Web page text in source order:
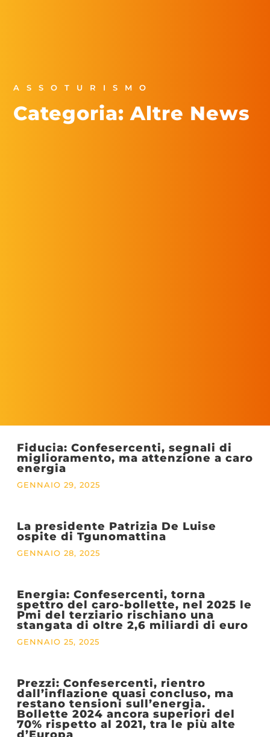
ASSOTURISMO
Categoria: Altre News
Fiducia: Confesercenti, segnali di
miglioramento, ma attenzione a caro
energia
GENNAIO 29, 2025
La presidente Patrizia De Luise
ospite di Tgunomattina
GENNAIO 28, 2025
Energia: Confesercenti, torna
spettro del caro-bollette, nel 2025 le
Pmi del terziario rischiano una
stangata di oltre 2,6 miliardi di euro
GENNAIO 25, 2025
Prezzi: Confesercenti, rientro
dall’inflazione quasi concluso, ma
restano tensioni sull’energia.
Bollette 2024 ancora superiori del
70% rispetto al 2021, tra le più alte
d’Europa